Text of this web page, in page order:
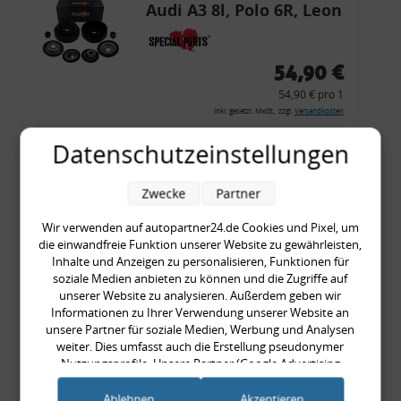
Audi A3 8l, Polo 6R, Leon
54,90 €
54,90 € pro 1
inkl. gesetzl. MwSt., zzgl. Versandkosten
Merkzettel
Rückleuchtenband mit
Blinker, rot, US-Ecken,
Audi 80 Cabrio, Typ 89,
OE-Nr.: 8G0945225 +
8G0945225C
999,99 €
999,99 € pro 1
Datenschutzeinstellungen
Wir verwenden auf autopartner24.de Cookies und Pixel, um
die einwandfreie Funktion unserer Website zu gewährleisten,
Inhalte und Anzeigen zu personalisieren, Funktionen für
soziale Medien anbieten zu können und die Zugriffe auf
unserer Website zu analysieren. Außerdem geben wir
Informationen zu Ihrer Verwendung unserer Website an
unsere Partner für soziale Medien, Werbung und Analysen
weiter. Dies umfasst auch die Erstellung pseudonymer
Nutzungsprofile. Unsere Partner (Google Advertising
Products) führen diese Informationen möglicherweise mit
weiteren Daten zusammen, die Sie ihnen bereitgestellt haben
Zwecke Partner